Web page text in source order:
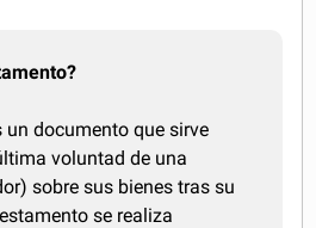
un documento que sirve
voluntad de una
sobre sus bienes tras su
se realiza